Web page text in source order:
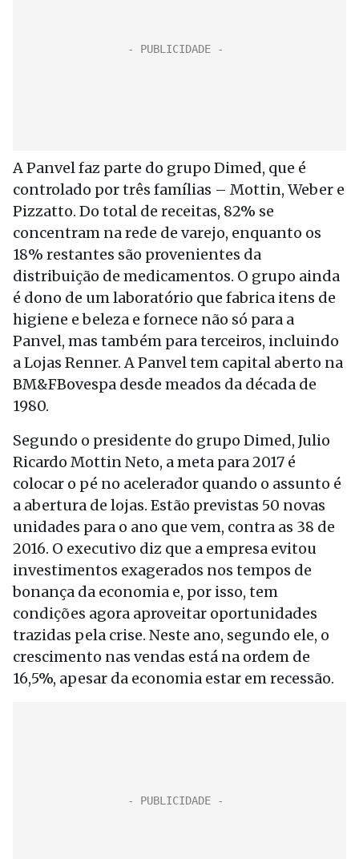
A Panvel faz parte do grupo Dimed, que é
controlado por três famílias – Mottin, Weber e
Pizzatto. Do total de receitas, 82% se
concentram na rede de varejo, enquanto os
18% restantes são provenientes da
distribuição de medicamentos. O grupo ainda
é dono de um laboratório que fabrica itens de
higiene e beleza e fornece não só para a
Panvel, mas também para terceiros, incluindo
a Lojas Renner. A Panvel tem capital aberto na
BM&FBovespa desde meados da década de
1980.
Segundo o presidente do grupo Dimed, Julio
Ricardo Mottin Neto, a meta para 2017 é
colocar o pé no acelerador quando o assunto é
a abertura de lojas. Estão previstas 50 novas
unidades para o ano que vem, contra as 38 de
2016. O executivo diz que a empresa evitou
investimentos exagerados nos tempos de
bonança da economia e, por isso, tem
condições agora aproveitar oportunidades
trazidas pela crise. Neste ano, segundo ele, o
crescimento nas vendas está na ordem de
16,5%, apesar da economia estar em recessão.